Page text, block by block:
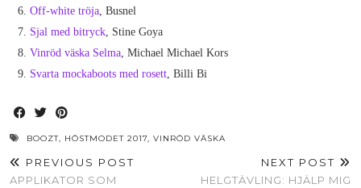
Off-white tröja, Busnel
Sjal med bitryck, Stine Goya
Vinröd väska Selma, Michael Michael Kors
Svarta mockaboots med rosett, Billi Bi
BOOZT, HÖSTMODET 2017, VINRÖD VÄSKA
PREVIOUS POST
APPLIKATOR SOM
NEXT POST
HELGTÄVLING: HJÄLP MIG